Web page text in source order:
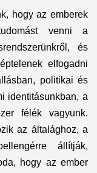
hogy az emberek
venni a
és
elfogadni
politikai és
identitásunkban, a
félék vagyunk.
az általághoz, a
állítják,
hogy az ember